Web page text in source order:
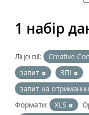
1 набір
Ліцензії: Creative
запит
ЗПІ
запит на
Формати:
XLS